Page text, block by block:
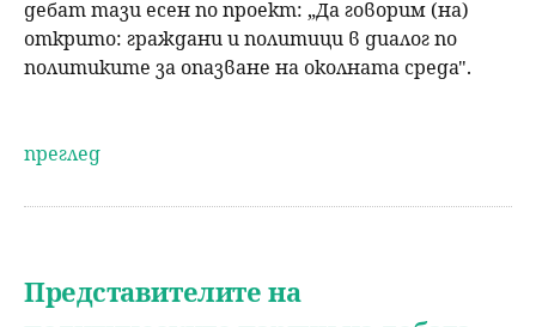
дебат тази есен по проект: „Да говорим (на)
открито: граждани и политици в диалог по
политиките за опазване на околната среда".
преглед
Представителите на